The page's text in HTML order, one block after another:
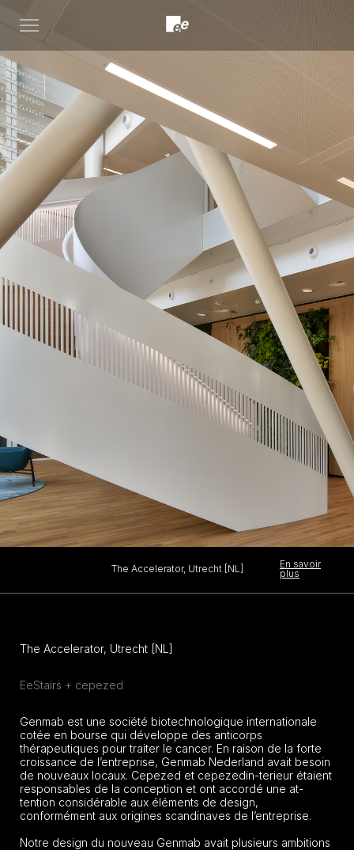
Open
menu
The Accelerator, Utrecht [NL]
En savoir
plus
The Accelerator, Utrecht [NL]
EeStairs + cepezed
Genmab est une société biotechnologique internationale
cotée en bourse qui développe des anticorps
thérapeutiques pour traiter le cancer. En raison de la forte
croissance de l’entreprise, Genmab Nederland avait besoin
de nouveaux locaux. Cepezed et cepezedin-terieur étaient
responsables de la conception et ont accordé une at-
tention considérable aux éléments de design,
conformément aux origines scandinaves de l’entreprise.
Notre design du nouveau Genmab avait plusieurs ambitions